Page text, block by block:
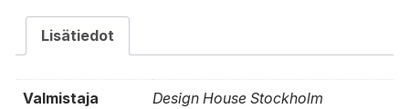
Lisätiedot
Valmistaja Design House Stockholm